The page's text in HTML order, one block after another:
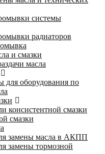
системы
радиаторов
и смазки
масла
для оборудования по
консистентной смазки
смазки
замены масла в АКПП
замены тормозной